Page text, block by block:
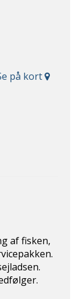
på kort
af fisken,